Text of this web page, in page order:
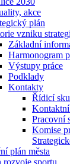
akce
plán
vzniku
Základní
Harmonogram
Výstupy práce
Podklady
Kontakty
Řídicí
Kontaktní
Pracovní
Komise
plán města
rozvoje sportu